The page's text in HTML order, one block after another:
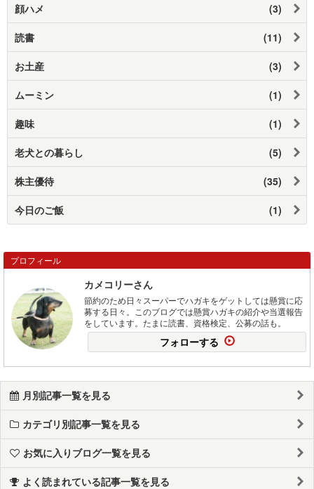
顔ハメ (3)
読書 (11)
お土産 (3)
ムーミン (1)
趣味 (1)
老犬との暮らし (5)
株主優待 (35)
今日のご飯 (1)
プロフィール
カメコリーさん
節約のため日々スーパーでハガキをゲットしては懸賞に応
募する日々。このブログでは懸賞ハガキの紹介や当選報告
をしています。たまに読書、資格検定、公募の話も。
フォローする
月別記事一覧を見る
カテゴリ別記事一覧を見る
お気に入りブログ一覧を見る
よく読まれている記事一覧を見る